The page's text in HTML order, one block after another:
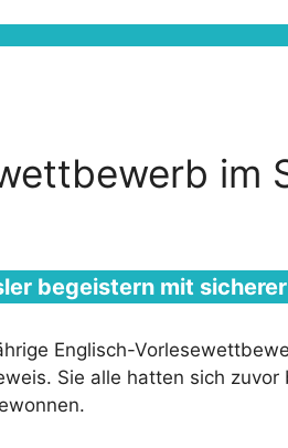
im
begeistern mit
Englisch-
Sie alle hatten sich